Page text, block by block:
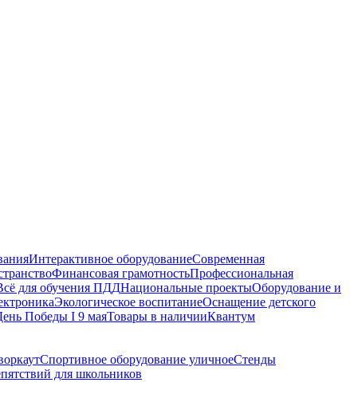
Интерактивное оборудованиеСовременная
Финансовая грамотностьПрофессиональная
для обучения ПДДНациональные проектыОборудование и
Экологическое воспитаниеОснащение детского
Победы I 9 маяТовары в наличииКвантум
Спортивное оборудование уличноеСтенды
для школьников